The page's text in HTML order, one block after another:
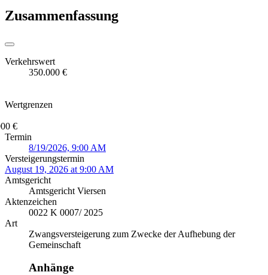
Zusammenfassung
Verkehrswert
350.000 €
Wertgrenzen
€
Termin
8/19/2026, 9:00 AM
Versteigerungstermin
August 19, 2026 at 9:00 AM
Amtsgericht
Amtsgericht Viersen
Aktenzeichen
0022 K 0007/ 2025
Art
Zwangsversteigerung zum Zwecke der Aufhebung der
Gemeinschaft
Anhänge